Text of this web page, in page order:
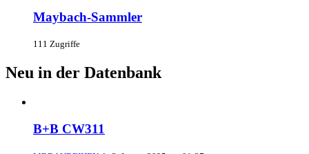
Maybach-Sammler
111 Zugriffe
Neu in der Datenbank
B+B CW311